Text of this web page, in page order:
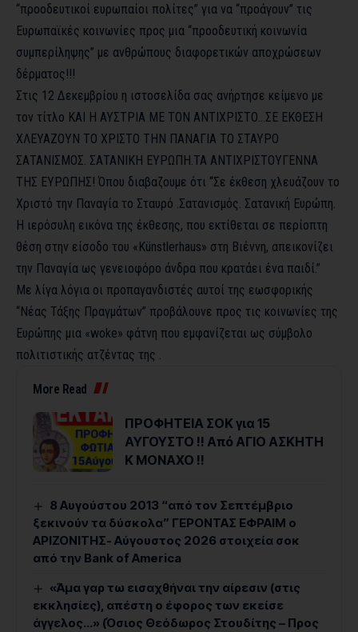
“προοδευτικοί ευρωπαίοι πολίτες” για να “προάγουν” τις
Ευρωπαϊκές κοινωνίες προς μια “προοδευτική κοινωνία
συμπερίληψης” με ανθρώπους διαφορετικών αποχρώσεων
δέρματος!!!
Στις 12 Δεκεμβρίου η ιστοσελίδα σας ανήρτησε κείμενο με
τον τίτλο ΚΑΙ Η ΑΥΣΤΡΙΑ ΜΕ ΤΟΝ ΑΝΤΙΧΡΙΣΤΟ…ΣΕ ΕΚΘΕΣΗ
ΧΛΕΥΑΖΟΥΝ ΤΟ ΧΡΙΣΤΟ ΤΗΝ ΠΑΝΑΓΙΑ ΤΟ ΣΤΑΥΡΟ
ΣΑΤΑΝΙΣΜΟΣ. ΣΑΤΑΝΙΚΗ ΕΥΡΩΠΗ.ΤΑ ΑΝΤΙΧΡΙΣΤΟΥΓΕΝΝΑ
ΤΗΣ ΕΥΡΩΠΗΣ! Όπου διαβαζουμε ότι “Σε έκθεση χλευάζουν το
Χριστό την Παναγία το Σταυρό .Σατανισμός. Σατανική Ευρώπη.
Η ιερόσυλη εικόνα της έκθεσης, που εκτίθεται σε περίοπτη
θέση στην είσοδο του «Künstlerhaus» στη Βιέννη, απεικονίζει
την Παναγία ως γενειοφόρο άνδρα που κρατάει ένα παιδί.”
Με λίγα λόγια οι προπαγανδιστές αυτοί της εωσφορικής
“Νέας Τάξης Πραγμάτων” προβάλουνε προς τις κοινωνίες της
Ευρώπης μια «woke» φάτνη που εμφανίζεται ως σύμβολο
πολιτιστικής ατζέντας της .
More Read
ΠΡΟΦΗΤΕΙΑ ΣΟΚ για 15
ΑΥΓΟΥΣΤΟ !! Από ΑΓΙΟ ΑΣΚΗΤΗ
Κ ΜΟΝΑΧΟ !!
8 Αυγούστου 2013 “από τον Σεπτέμβριο
ξεκινούν τα δύσκολα” ΓΕΡΟΝΤΑΣ ΕΦΡΑΙΜ ο
ΑΡΙΖΟΝΙΤΗΣ- Αύγουστος 2026 στοιχεία σοκ
από την Bank of America
«Άμα γαρ τω εισαχθήναι την αίρεσιν (στις
εκκλησίες), απέστη ο έφορος των εκείσε
άγγελος…» (Όσιος Θεόδωρος Στουδίτης – Προς